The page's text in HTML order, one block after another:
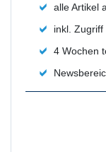
alle Artikel
inkl.
4 Wochen